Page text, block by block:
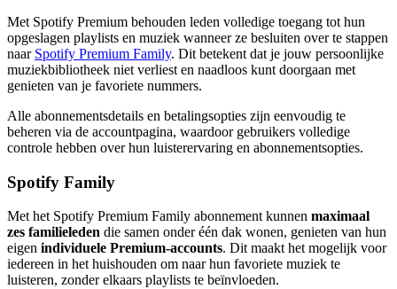
Met Spotify Premium behouden leden volledige toegang tot hun
opgeslagen playlists en muziek wanneer ze besluiten over te stappen
naar Spotify Premium Family. Dit betekent dat je jouw persoonlijke
muziekbibliotheek niet verliest en naadloos kunt doorgaan met
genieten van je favoriete nummers.
Alle abonnementsdetails en betalingsopties zijn eenvoudig te
beheren via de accountpagina, waardoor gebruikers volledige
controle hebben over hun luisterervaring en abonnementsopties.
Spotify Family
Met het Spotify Premium Family abonnement kunnen maximaal
zes familieleden die samen onder één dak wonen, genieten van hun
eigen individuele Premium-accounts. Dit maakt het mogelijk voor
iedereen in het huishouden om naar hun favoriete muziek te
luisteren, zonder elkaars playlists te beïnvloeden.